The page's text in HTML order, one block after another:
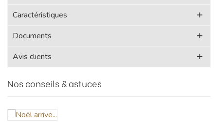
Caractéristiques
Documents
Avis clients
Nos conseils & astuces